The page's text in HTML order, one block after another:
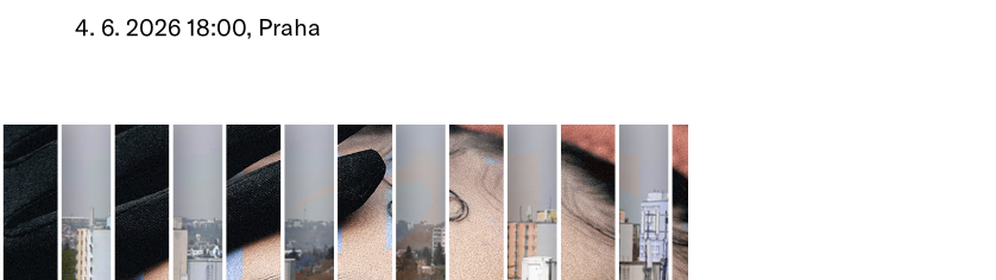
4. 6. 2026 18:00, Praha